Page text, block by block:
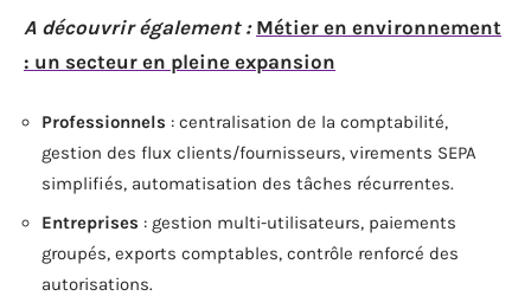
A découvrir également : Métier en environnement
: un secteur en pleine expansion
Professionnels : centralisation de la comptabilité,
gestion des flux clients/fournisseurs, virements SEPA
simplifiés, automatisation des tâches récurrentes.
Entreprises : gestion multi-utilisateurs, paiements
groupés, exports comptables, contrôle renforcé des
autorisations.